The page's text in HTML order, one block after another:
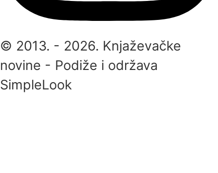
© 2013. - 2026. Knjaževačke
novine - Podiže i održava
SimpleLook